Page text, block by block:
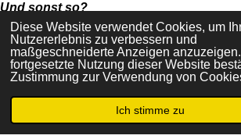
Diese Website verwendet Cookies, um
Nutzererlebnis zu verbessern und
maßgeschneiderte Anzeigen
fortgesetzte Nutzung dieser Website
Zustimmung zur Verwendung von
Ich stimme zu
Und sonst so?
Wenn ich nicht singe oder Nachtisch
Fächer Musik und Deutsch an einem
ich Gesangsunterricht, spiele Klavier,
tanze... eben alles, was mich bekloppt und
Genres: Musical, Pop, Jazz, Klassik
Repertoire: Wird auf Anfrage zugeschickt
Hörbeispiele:hier